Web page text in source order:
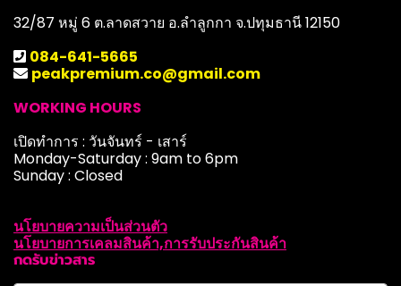
32/87 หมู่ 6 ต.ลาดสวาย อ.ลำลูกกา จ.ปทุมธานี 12150
084-641-5665
peakpremium.co@gmail.com
WORKING HOURS
เปิดทำการ : วันจันทร์ - เสาร์
Monday-Saturday : 9am to 6pm
Sunday : Closed
นโยบายความเป็นส่วนตัว
นโยบายการเคลมสินค้า,การรับประกันสินค้า
กดรับข่าวสาร